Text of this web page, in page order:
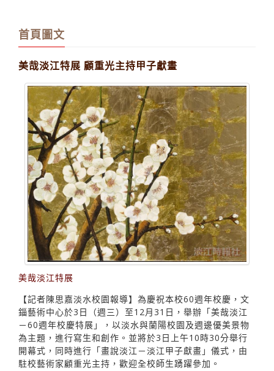
首頁圖文
美哉淡江特展 顧重光主持甲子獻畫
美哉淡江特展
【記者陳思嘉淡水校園報導】為慶祝本校60週年校慶，文
錙藝術中心於3日（週三）至12月31日，舉辦「美哉淡江
－60週年校慶特展」，以淡水與蘭陽校園及週邊優美景物
為主題，進行寫生和創作。並將於3日上午10時30分舉行
開幕式，同時進行「畫說淡江－淡江甲子獻畫」儀式，由
駐校藝術家顧重光主持，歡迎全校師生踴躍參加。